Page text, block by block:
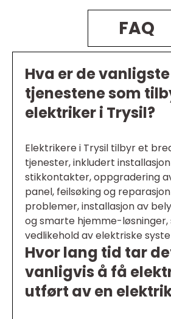
FAQ
Hva er de vanligste
tjenestene som
elektriker i Trysil?
Elektrikere i Trysil tilbyr et
tjenester, inkludert
stikkontakter, oppgradering
panel, feilsøking og
problemer, installasjon av
og smarte hjemme-
vedlikehold av elektriske
Hvor lang tid tar
vanligvis å få
utført av en